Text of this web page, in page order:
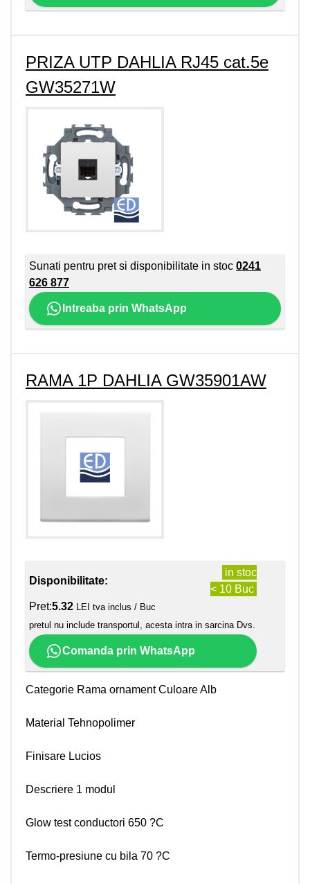
PRIZA UTP DAHLIA RJ45 cat.5e
GW35271W
Sunati pentru pret si disponibilitate in stoc 0241
626 877
Intreaba prin WhatsApp
RAMA 1P DAHLIA GW35901AW
Disponibilitate:
in stoc
< 10 Buc
Pret:5.32 LEI tva inclus / Buc
pretul nu include transportul, acesta intra in sarcina Dvs.
Comanda prin WhatsApp
Categorie Rama ornament Culoare Alb
Material Tehnopolimer
Finisare Lucios
Descriere 1 modul
Glow test conductori 650 ?C
Termo-presiune cu bila 70 ?C